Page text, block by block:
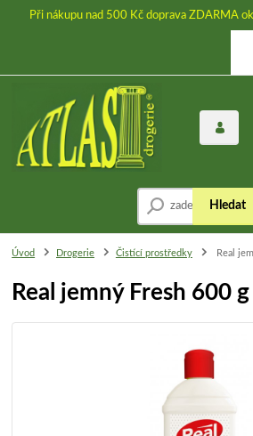
Při nákupu nad 500 Kč doprava ZDARMA
Hledat
Úvod Drogerie Čistící prostředky Real
Real jemný Fresh 600 g